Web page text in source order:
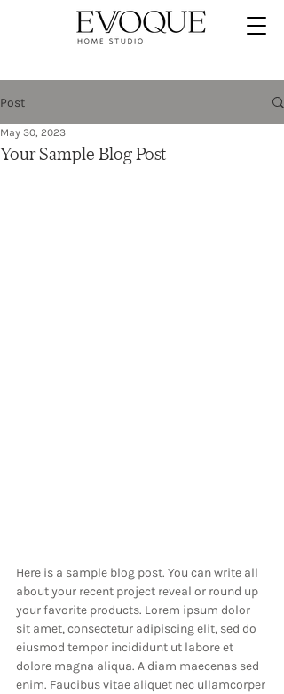
Post
Your Sample Blog Post
May 30, 2023
Here is a sample blog post. You can write all
about your recent project reveal or round up
your favorite products. Lorem ipsum dolor
sit amet, consectetur adipiscing elit, sed do
eiusmod tempor incididunt ut labore et
dolore magna aliqua. A diam maecenas sed
enim. Faucibus vitae aliquet nec ullamcorper